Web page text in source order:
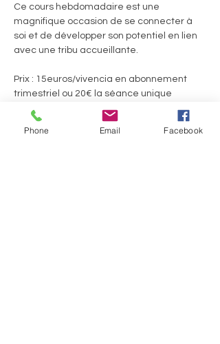
Ce cours hebdomadaire est une
magnifique occasion de se connecter à
soi et de développer son potentiel en lien
avec une tribu accueillante.
Prix : 15euros/vivencia en abonnement
trimestriel ou 20€ la séance unique
Welcome Pack 60euros pour 4 séances
consécutives
Phone Email Facebook